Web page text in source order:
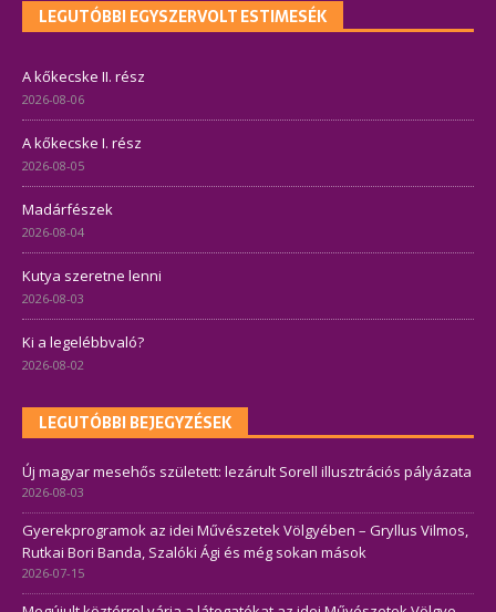
LEGUTÓBBI EGYSZERVOLT ESTIMESÉK
A kőkecske II. rész
2026-08-06
A kőkecske I. rész
2026-08-05
Madárfészek
2026-08-04
Kutya szeretne lenni
2026-08-03
Ki a legelébbvaló?
2026-08-02
LEGUTÓBBI BEJEGYZÉSEK
Új magyar mesehős született: lezárult Sorell illusztrációs pályázata
2026-08-03
Gyerekprogramok az idei Művészetek Völgyében – Gryllus Vilmos,
Rutkai Bori Banda, Szalóki Ági és még sokan mások
2026-07-15